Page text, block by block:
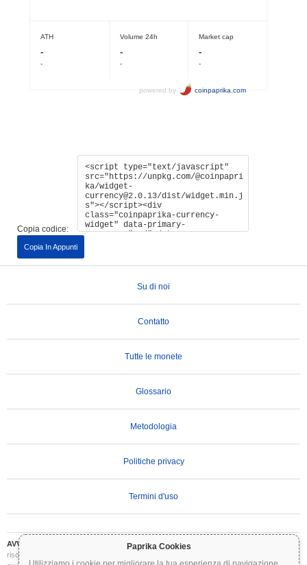
Paprika Cookies
Copia codice:
Copia In Appunti
Su di noi
Contatto
Tutte le monete
Glossario
Metodologia
Politiche privacy
Termini d'uso
AVVERTENZA IMPORTANTE:
Le criptovalute sono altamente volatili e comportano
rischi significativi. Potresti perdere parte o tutto il tuo investimento. Tutte le informazioni